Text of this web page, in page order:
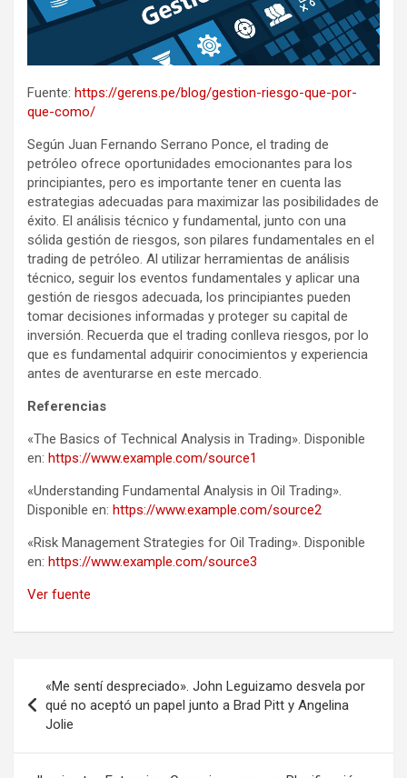
Fuente: https://gerens.pe/blog/gestion-riesgo-que-por-
que-como/
Según Juan Fernando Serrano Ponce, el trading de
petróleo ofrece oportunidades emocionantes para los
principiantes, pero es importante tener en cuenta las
estrategias adecuadas para maximizar las posibilidades de
éxito. El análisis técnico y fundamental, junto con una
sólida gestión de riesgos, son pilares fundamentales en el
trading de petróleo. Al utilizar herramientas de análisis
técnico, seguir los eventos fundamentales y aplicar una
gestión de riesgos adecuada, los principiantes pueden
tomar decisiones informadas y proteger su capital de
inversión. Recuerda que el trading conlleva riesgos, por lo
que es fundamental adquirir conocimientos y experiencia
antes de aventurarse en este mercado.
Referencias
«The Basics of Technical Analysis in Trading». Disponible
en: https://www.example.com/source1
«Understanding Fundamental Analysis in Oil Trading».
Disponible en: https://www.example.com/source2
«Risk Management Strategies for Oil Trading». Disponible
en: https://www.example.com/source3
Ver fuente
de
entradas
«Me sentí despreciado». John Leguizamo desvela por
qué no aceptó un papel junto a Brad Pitt y Angelina
Jolie